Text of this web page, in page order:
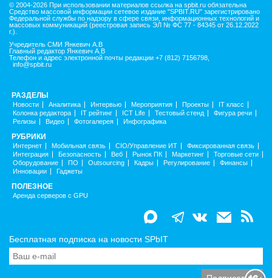
© 2004-2026 При использовании материалов ссылка на spbit.ru обязательна
Средство массовой информации сетевое издание "SPBIT.RU" зарегистрировано
Федеральной службы по надзору в сфере связи, информационных технологий и
массовых коммуникаций (реестровая запись ЭЛ № ФС 77 - 84345 от 26.12.2022
г.).
Учредитель СМИ Янкевич А.В
Главный редактор Янкевич А.В
Телефон и адрес электронной почты редакции +7 (812) 7156798,
info@spbit.ru
РАЗДЕЛЫ
Новости Аналитика Интервью Мероприятия Проекты
IT класс
Колонка редактора
IT рейтинг ICT Life Тестовый стенд
Фигура речи
Релизы
Видео Фотогалерея Инфографика
РУБРИКИ
Интернет Мобильная связь CIO/Управление ИТ
Фиксированная связь
Интеграция
Безопасность Веб Рынок ПК Маркетинг
Торговые сети
Оборудование
ПО Outsourcing Кадры Регулирование
Финансы
Инновации
Гаджеты
ПОЛЕЗНОЕ
Аренда серверов с GPU
Бесплатная подписка на новости SPbIT